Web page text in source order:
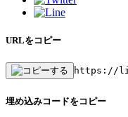
URLをコピー
https://
埋め込みコードをコピー